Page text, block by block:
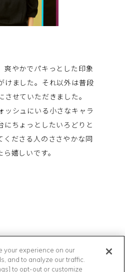
爽やかでパキっとした印象
けました。それ以外は普段
せていただきました。
ッシュにいる小さなキャラ
にちょっとしたいろどりと
くださる人のささやかな同
嬉しいです。
your experience on our
and to analyze our traffic.
to opt-out or customize